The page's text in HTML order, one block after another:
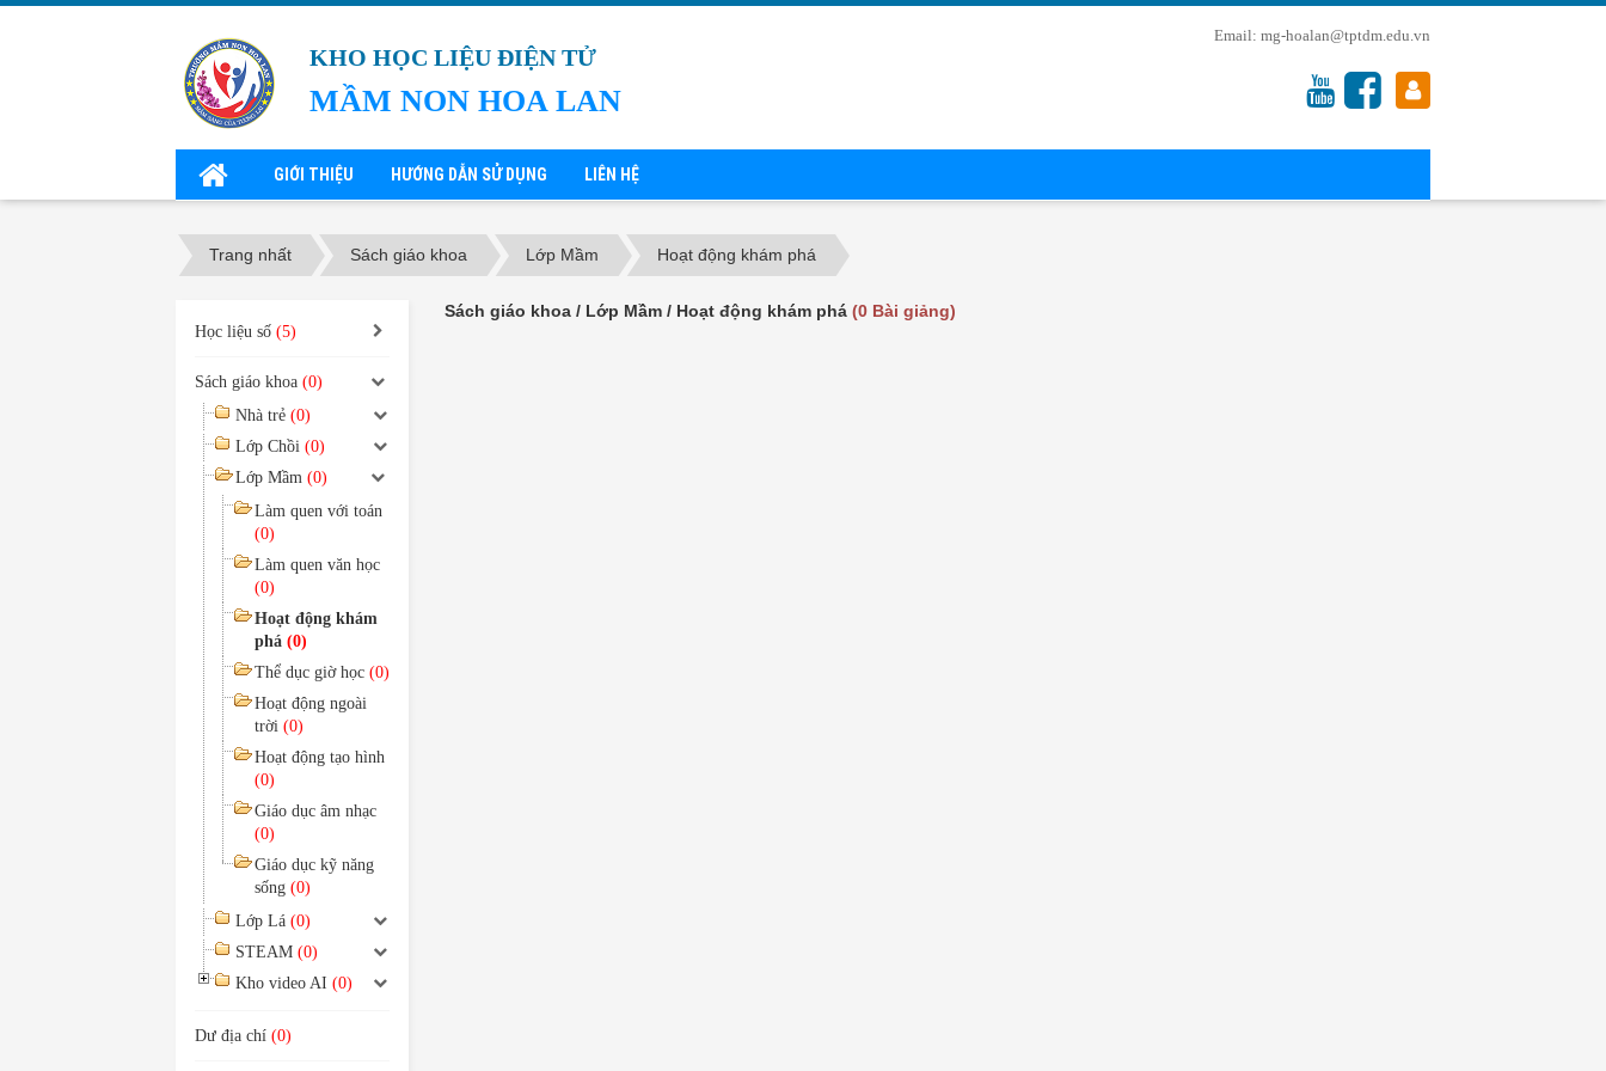
KHO HỌC LIỆU ĐIỆN TỬ
MẦM NON HOA LAN
GIỚI THIỆU HƯỚNG DẪN SỬ DỤNG LIÊN HỆ
mg-hoalan@tptdm.edu.vn
Trang nhất Sách giáo khoa Lớp Mầm Hoạt động khám phá
Sách giáo khoa / Lớp Mầm / Hoạt động khám phá (0 Bài giảng)
Học liệu số (5)
Sách giáo khoa (0)
Nhà trẻ (0)
Lớp Chồi (0)
Lớp Mầm (0)
Làm quen với toán
(0)
Làm quen văn học
(0)
Hoạt động khám
phá (0)
Thể dục giờ học (0)
Hoạt động ngoài
trời (0)
Hoạt động tạo hình
(0)
Giáo dục âm nhạc
(0)
Giáo dục kỹ năng
sống (0)
Lớp Lá (0)
STEAM (0)
Kho video AI (0)
Dư địa chí (0)